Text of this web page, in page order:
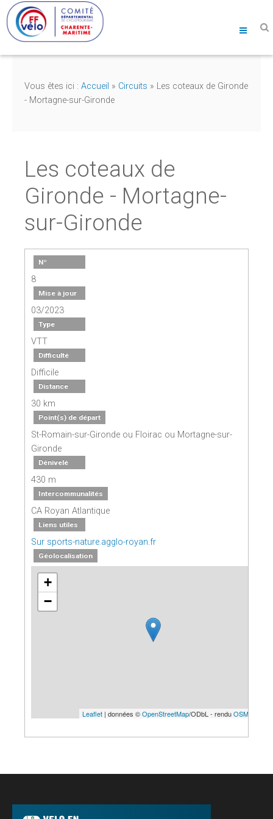
Vous êtes ici : Accueil » Circuits » Les coteaux de Gironde
- Mortagne-sur-Gironde
Les coteaux de
Gironde - Mortagne-
sur-Gironde
Nº
8
Mise à jour
03/2023
Type
VTT
Difficulté
Difficile
Distance
30 km
Point(s) de départ
St-Romain-sur-Gironde ou Floirac ou Mortagne-sur-
Gironde
Dénivelé
430 m
Intercommunalités
CA Royan Atlantique
Liens utiles
Sur sports-nature.agglo-royan.fr
Géolocalisation
+
−
Leaflet | données ©OpenStreetMap/ODbL - renduOSM France